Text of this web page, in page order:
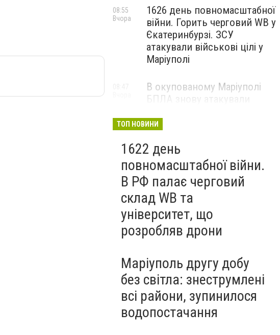
1626 день повномасштабної
війни. Горить черговий WB у
Єкатеринбурзі. ЗСУ
атакували військові цілі у
Маріуполі
08:55
Вчора
В окупованому Маріуполі
БПЛА знову атакували
— ВІДЕО
ТОП НОВИНИ
1622 день
повномасштабної війни.
В РФ палає черговий
склад WB та
університет, що
розробляв дрони
Маріуполь другу добу
без світла: знеструмлені
всі райони, зупинилося
водопостачання